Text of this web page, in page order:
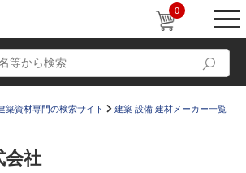
0
築資材専門の検索サイト
建築 設備 建材メーカー一覧
会社